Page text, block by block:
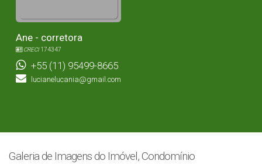
Ane - corretora
CRECI174347
+55 (11) 95499-8665
lucianelucania@gmail.com
Galeria de Imagens do Imóvel, Condomínio